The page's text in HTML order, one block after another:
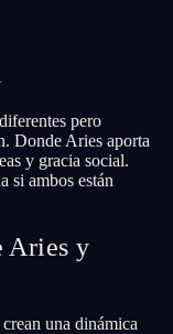
pero
Donde Aries aporta
y gracia social.
si ambos están
Aries y
una dinámica